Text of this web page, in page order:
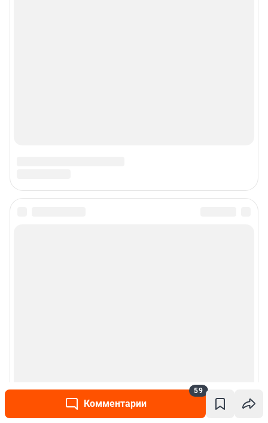
Комментарии
59